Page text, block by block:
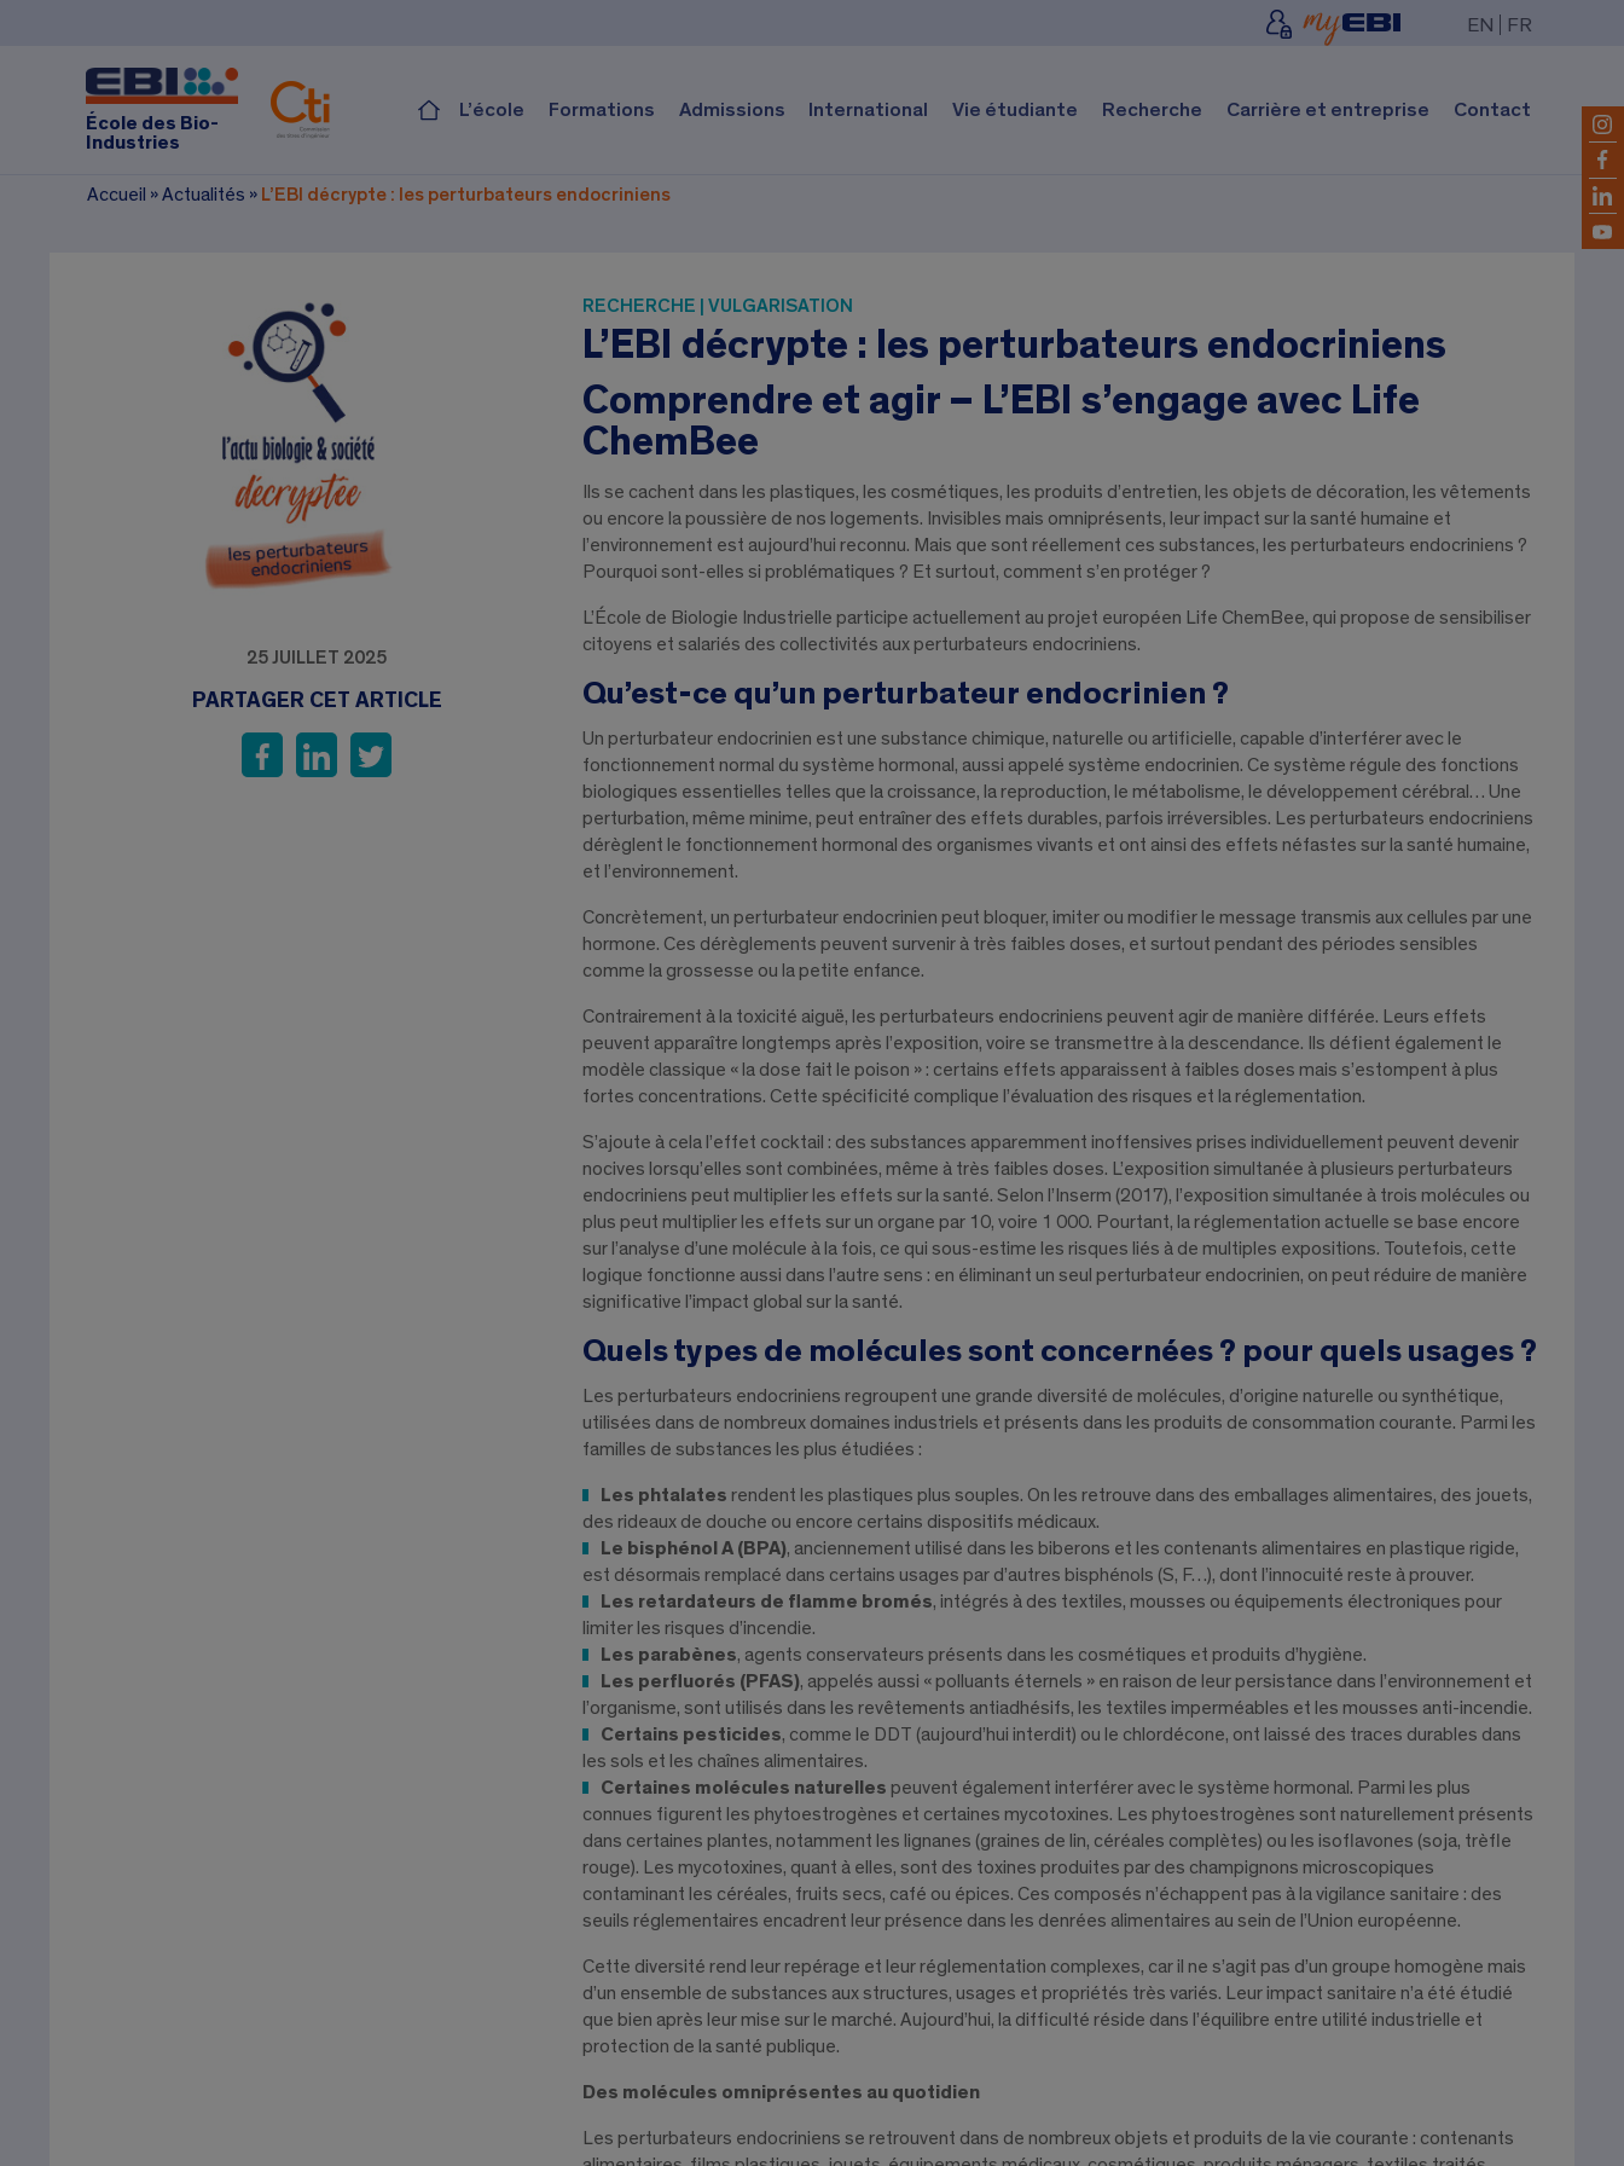
EN FR
École des Bio-
Industries
L’école Formations Admissions International Vie étudiante Recherche Carrière et entreprise Contact
Accueil »Actualités » L’EBI décrypte : les perturbateurs endocriniens
25 JUILLET 2025
PARTAGER CET ARTICLE
RECHERCHE | VULGARISATION
L’EBI décrypte : les perturbateurs endocriniens
Comprendre et agir – L’EBI s’engage avec Life
ChemBee
Ils se cachent dans les plastiques, les cosmétiques, les produits d’entretien, les objets de décoration, les vêtements
ou encore la poussière de nos logements. Invisibles mais omniprésents, leur impact sur la santé humaine et
l’environnement est aujourd’hui reconnu. Mais que sont réellement ces substances, les perturbateurs endocriniens ?
Pourquoi sont-elles si problématiques ? Et surtout, comment s’en protéger ?
L’École de Biologie Industrielle participe actuellement au projet européen Life ChemBee, qui propose de sensibiliser
citoyens et salariés des collectivités aux perturbateurs endocriniens.
Qu’est-ce qu’un perturbateur endocrinien ?
Un perturbateur endocrinien est une substance chimique, naturelle ou artificielle, capable d’interférer avec le
fonctionnement normal du système hormonal, aussi appelé système endocrinien. Ce système régule des fonctions
biologiques essentielles telles que la croissance, la reproduction, le métabolisme, le développement cérébral… Une
perturbation, même minime, peut entraîner des effets durables, parfois irréversibles. Les perturbateurs endocriniens
dérèglent le fonctionnement hormonal des organismes vivants et ont ainsi des effets néfastes sur la santé humaine,
et l’environnement.
Concrètement, un perturbateur endocrinien peut bloquer, imiter ou modifier le message transmis aux cellules par une
hormone. Ces dérèglements peuvent survenir à très faibles doses, et surtout pendant des périodes sensibles
comme la grossesse ou la petite enfance.
Contrairement à la toxicité aiguë, les perturbateurs endocriniens peuvent agir de manière différée. Leurs effets
peuvent apparaître longtemps après l’exposition, voire se transmettre à la descendance. Ils défient également le
modèle classique « la dose fait le poison » : certains effets apparaissent à faibles doses mais s’estompent à plus
fortes concentrations. Cette spécificité complique l’évaluation des risques et la réglementation.
S’ajoute à cela l’effet cocktail : des substances apparemment inoffensives prises individuellement peuvent devenir
nocives lorsqu’elles sont combinées, même à très faibles doses. L’exposition simultanée à plusieurs perturbateurs
endocriniens peut multiplier les effets sur la santé. Selon l’Inserm (2017), l’exposition simultanée à trois molécules ou
plus peut multiplier les effets sur un organe par 10, voire 1 000. Pourtant, la réglementation actuelle se base encore
sur l’analyse d’une molécule à la fois, ce qui sous-estime les risques liés à de multiples expositions. Toutefois, cette
logique fonctionne aussi dans l’autre sens : en éliminant un seul perturbateur endocrinien, on peut réduire de manière
significative l’impact global sur la santé.
Quels types de molécules sont concernées ? pour quels usages ?
Les perturbateurs endocriniens regroupent une grande diversité de molécules, d’origine naturelle ou synthétique,
utilisées dans de nombreux domaines industriels et présents dans les produits de consommation courante. Parmi les
familles de substances les plus étudiées :
Les phtalates rendent les plastiques plus souples. On les retrouve dans des emballages alimentaires, des jouets,
des rideaux de douche ou encore certains dispositifs médicaux.
Le bisphénol A (BPA), anciennement utilisé dans les biberons et les contenants alimentaires en plastique rigide,
est désormais remplacé dans certains usages par d’autres bisphénols (S, F…), dont l’innocuité reste à prouver.
Les retardateurs de flamme bromés, intégrés à des textiles, mousses ou équipements électroniques pour
limiter les risques d’incendie.
Les parabènes, agents conservateurs présents dans les cosmétiques et produits d’hygiène.
Les perfluorés (PFAS), appelés aussi « polluants éternels » en raison de leur persistance dans l’environnement et
l’organisme, sont utilisés dans les revêtements antiadhésifs, les textiles imperméables et les mousses anti-incendie.
Certains pesticides, comme le DDT (aujourd’hui interdit) ou le chlordécone, ont laissé des traces durables dans
les sols et les chaînes alimentaires.
Certaines molécules naturelles peuvent également interférer avec le système hormonal. Parmi les plus
connues figurent les phytoestrogènes et certaines mycotoxines. Les phytoestrogènes sont naturellement présents
dans certaines plantes, notamment les lignanes (graines de lin, céréales complètes) ou les isoflavones (soja, trèfle
rouge). Les mycotoxines, quant à elles, sont des toxines produites par des champignons microscopiques
contaminant les céréales, fruits secs, café ou épices. Ces composés n’échappent pas à la vigilance sanitaire : des
seuils réglementaires encadrent leur présence dans les denrées alimentaires au sein de l’Union européenne.
Cette diversité rend leur repérage et leur réglementation complexes, car il ne s’agit pas d’un groupe homogène mais
d’un ensemble de substances aux structures, usages et propriétés très variés. Leur impact sanitaire n’a été étudié
que bien après leur mise sur le marché. Aujourd’hui, la difficulté réside dans l’équilibre entre utilité industrielle et
protection de la santé publique.
Des molécules omniprésentes au quotidien
Les perturbateurs endocriniens se retrouvent dans de nombreux objets et produits de la vie courante : contenants